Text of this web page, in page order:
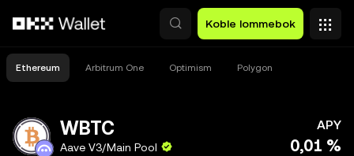
Koble lommebok
Ethereum Arbitrum One Optimism Polygon
WBTC
Aave V3/Main Pool
APY
0,01 %